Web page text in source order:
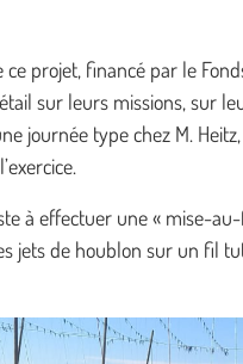
projet, financé par le
sur leurs missions, sur
journée type chez M.
à effectuer une « mise-
jets de houblon sur un fil